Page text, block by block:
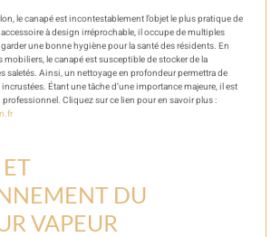
le canapé est incontestablement l’objet le plus pratique de
à design irréprochable, il occupe de multiples
une bonne hygiène pour la santé des résidents. En
le canapé est susceptible de stocker de la
saletés. Ainsi, un nettoyage en profondeur permettra de
Étant une tâche d’une importance majeure, il est
professionnel. Cliquez sur ce lien pour en savoir plus :
DU
VAPEUR